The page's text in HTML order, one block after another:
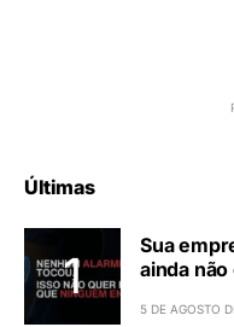
Últimas
Sua
ainda
5 DE AGOSTO